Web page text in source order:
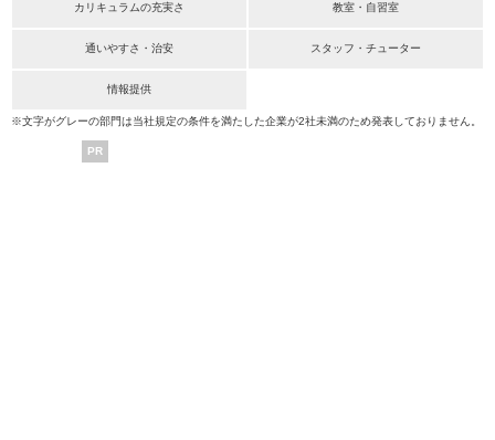
カリキュラムの充実さ 教室・自習室
通いやすさ・治安 スタッフ・チューター
情報提供
※文字がグレーの部門は当社規定の条件を満たした企業が2社未満のため発表しておりません。
PR